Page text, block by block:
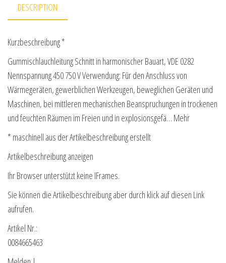
DESCRIPTION
Kurzbeschreibung *
Gummischlauchleitung Schnitt in harmonischer Bauart, VDE 0282
Nennspannung 450 750 V Verwendung: Für den Anschluss von
Wärmegeräten, gewerblichen Werkzeugen, beweglichen Geräten und
Maschinen, bei mittleren mechanischen Beanspruchungen in trockenen
und feuchten Räumen im Freien und in explosionsgefä… Mehr
* maschinell aus der Artikelbeschreibung erstellt
Artikelbeschreibung anzeigen
Ihr Browser unterstützt keine IFrames.
Sie können die Artikelbeschreibung aber durch klick auf diesen Link
aufrufen.
Artikel Nr.:
0084665463